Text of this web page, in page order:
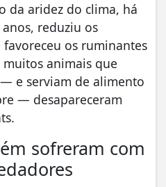
da aridez do clima, há
reduziu os
os ruminantes
muitos animais que
e serviam de alimento
— desapareceram
sofreram com